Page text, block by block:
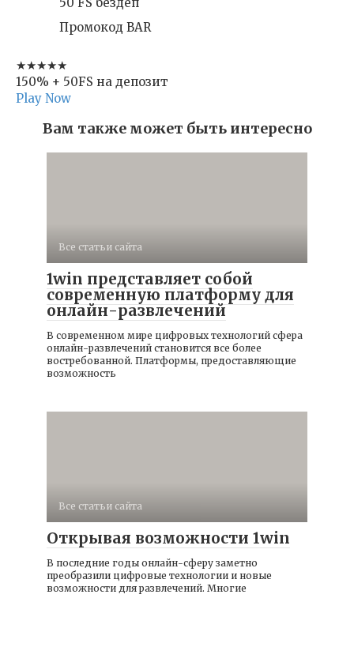
Промокод BAR
★★★★★
150% + 50FS на депозит
Play Now
Вам также может быть интересно
Все статьи сайта
1win представляет собой
современную платформу для
онлайн-развлечений
В современном мире цифровых технологий сфера
онлайн-развлечений становится все более
востребованной. Платформы, предоставляющие
возможность
Все статьи сайта
Открывая возможности 1win
В последние годы онлайн-сферу заметно
преобразили цифровые технологии и новые
возможности для развлечений. Многие